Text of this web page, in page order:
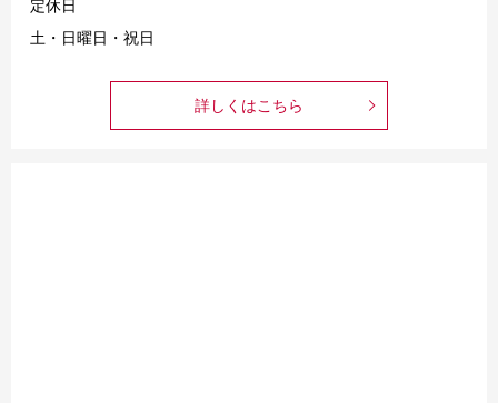
定休日
土・日曜日・祝日
詳しくはこちら